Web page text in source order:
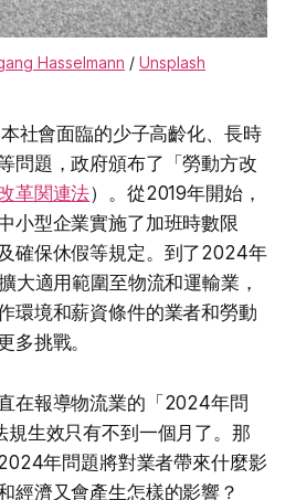
Hasselmann / Unsplash
社會面臨的少子高齡化、長時
問題，政府頒布了「勞動方改
革関連法）。從2019年開始，
小型企業實施了加班時數限
確保休假等規定。到了2024年
大適用範圍至物流和運輸業，
環境和薪資條件的業者和勞動
多挑戰。
在報導物流業的「2024年問
規生效只有不到一個月了。那
年問題將對業者帶來什麼影
經濟又會產生怎樣的影響？